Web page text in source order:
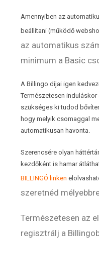
Amennyiben az
beállítani (működő
az automatikus
minimum a Basic
A Billingo díjai igen
Természetesen
szükséges ki tudod
hogy melyik csomaggal
automatikusan havonta.
Szerencsére olyan
kezdőként is hamar
BILLINGÓ linken
szeretnéd
Természetesen az
regisztrálj a